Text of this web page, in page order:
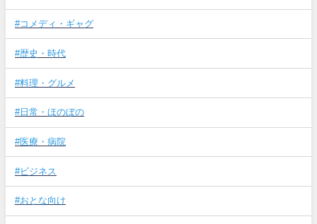
#コメディ・ギャグ
#歴史・時代
#料理・グルメ
#日常・ほのぼの
#医療・病院
#ビジネス
#おとな向け